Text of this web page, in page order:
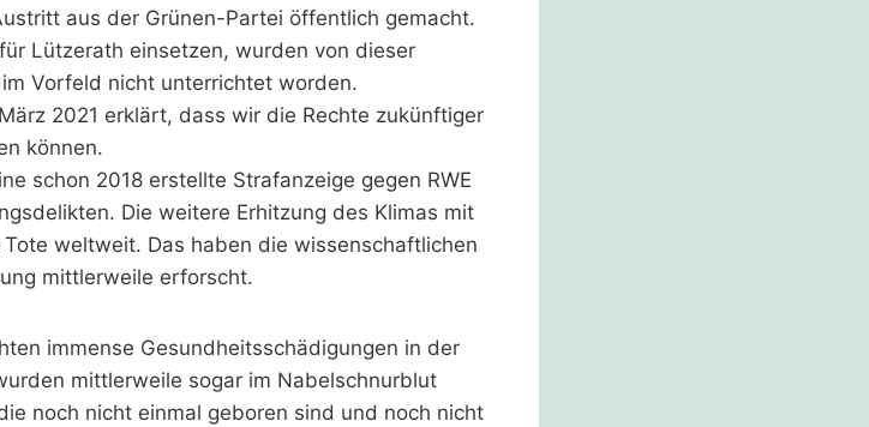
aus der Grünen-Partei öffentlich gemacht.
Lützerath einsetzen, wurden von dieser
Vorfeld nicht unterrichtet worden.
2021 erklärt, dass wir die Rechte zukünftiger
können.
schon 2018 erstellte Strafanzeige gegen RWE
Die weitere Erhitzung des Klimas mit
weltweit. Das haben die wissenschaftlichen
mittlerweile erforscht.
immense Gesundheitsschädigungen in der
mittlerweile sogar im Nabelschnurblut
noch nicht einmal geboren sind und noch nicht